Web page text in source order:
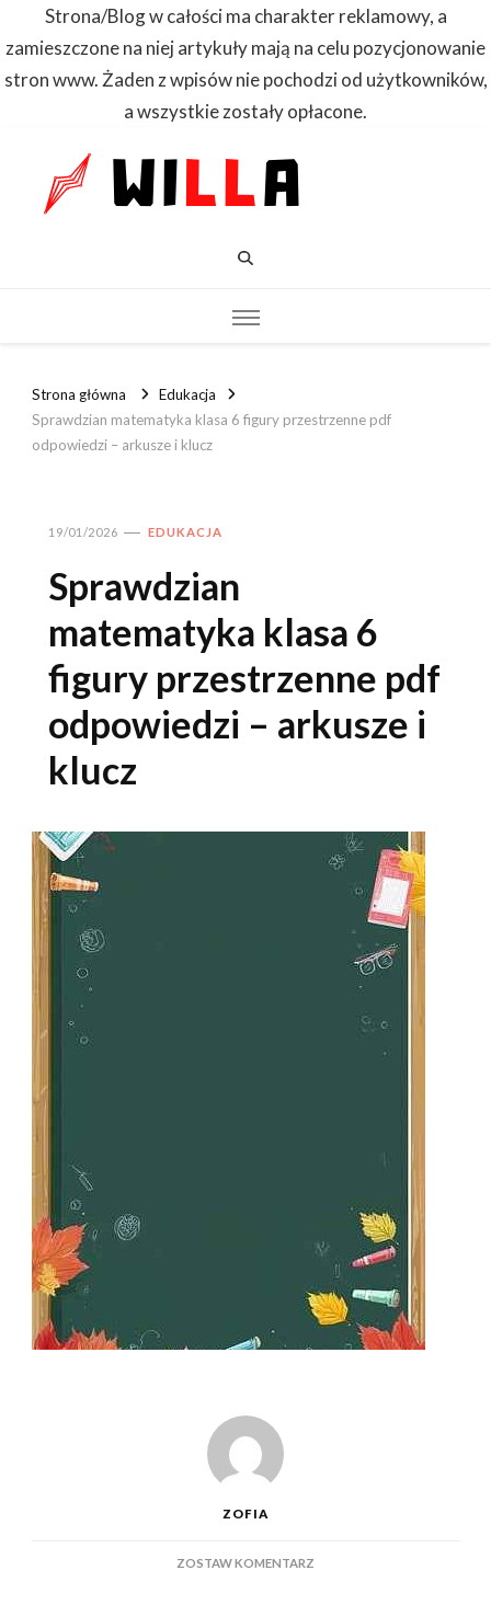
Strona/Blog w całości ma charakter reklamowy, a
zamieszczone na niej artykuły mają na celu pozycjonowanie
stron www. Żaden z wpisów nie pochodzi od użytkowników,
a wszystkie zostały opłacone.
Strona główna
Edukacja
Sprawdzian matematyka klasa 6 figury przestrzenne pdf
odpowiedzi – arkusze i klucz
19/01/2026 EDUKACJA
Sprawdzian
matematyka klasa 6
figury przestrzenne pdf
odpowiedzi – arkusze i
klucz
ZOFIA
ZOSTAW KOMENTARZ